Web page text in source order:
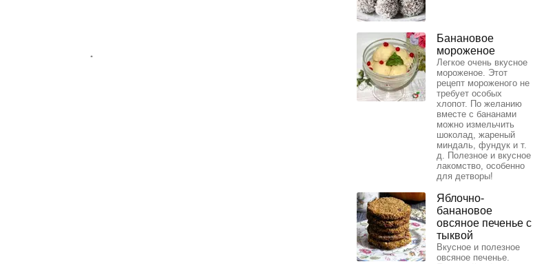
Банановое
мороженое
Легкое очень вкусное
мороженое. Этот
рецепт мороженого не
требует особых
хлопот. По желанию
вместе с бананами
можно измельчить
шоколад, жареный
миндаль, фундук и т.
д. Полезное и вкусное
лакомство, особенно
для детворы!
Яблочно-
банановое
овсяное печенье с
тыквой
Вкусное и полезное
овсяное печенье.